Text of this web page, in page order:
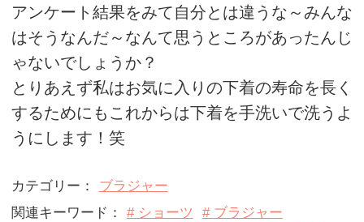
アンケート結果をみて自分とは違うな～みんな
はそうなんだ～なんて思うところがあったんじ
ゃないでしょうか？
とりあえず私はお気に入りの下着の寿命を長く
するためにもこれからは下着を手洗いで洗うよ
うにします！笑
カテゴリー：
ブラジャー
関連キーワード：
# ショーツ
# ブラジャー